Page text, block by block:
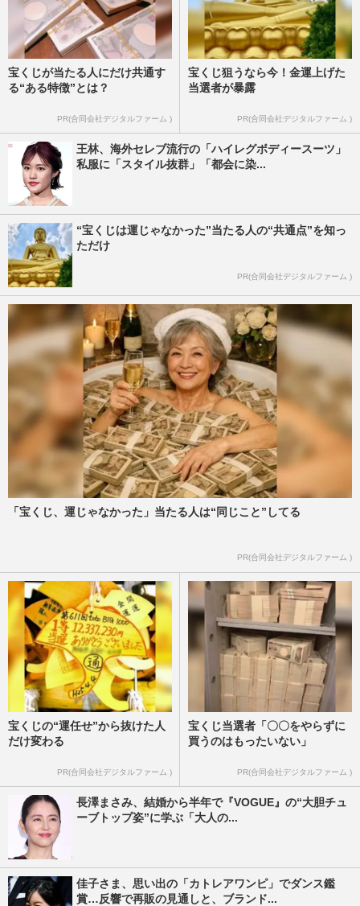
宝くじが当たる人にだけ共通す
る“ある特徴”とは？
PR(合同会社デジタルファーム )
宝くじ狙うなら今！金運上げた
当選者が暴露
PR(合同会社デジタルファーム )
王林、海外セレブ流行の「ハイレグボディースーツ」
私服に「スタイル抜群」「都会に染...
“宝くじは運じゃなかった”当たる人の“共通点”を知っ
ただけ
PR(合同会社デジタルファーム )
「宝くじ、運じゃなかった」当たる人は“同じこと”してる
PR(合同会社デジタルファーム )
宝くじの“運任せ”から抜けた人
だけ変わる
PR(合同会社デジタルファーム )
宝くじ当選者「〇〇をやらずに
買うのはもったいない」
PR(合同会社デジタルファーム )
長澤まさみ、結婚から半年で『VOGUE』の“大胆チュ
ーブトップ姿”に学ぶ「大人の...
佳子さま、思い出の「カトレアワンピ」でダンス鑑
賞…反響で再販の見通しと、ブランド...